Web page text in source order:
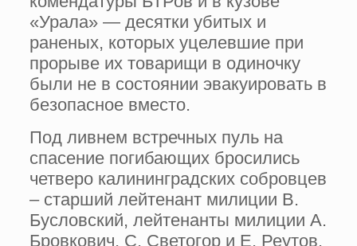
«Урала» — десятки убитых и
раненых, которых уцелевшие при
прорыве их товарищи в одиночку
были не в состоянии эвакуировать в
безопасное вместо.
Под ливнем встречных пуль на
спасение погибающих бросились
четверо калининградских собровцев
– старший лейтенант милиции В.
Бусловский, лейтенанты милиции А.
Бровкович, С. Светогор и Е. Реутов.